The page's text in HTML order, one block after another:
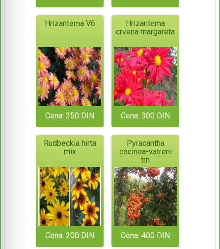
Hrizantema V6
Cena: 250 DIN
Hrizantema
crvena margareta
Cena: 300 DIN
Rudbeckia hirta
mix
Cena: 200 DIN
Pyracantha
cocinea-vatreni
trn
Cena: 400 DIN